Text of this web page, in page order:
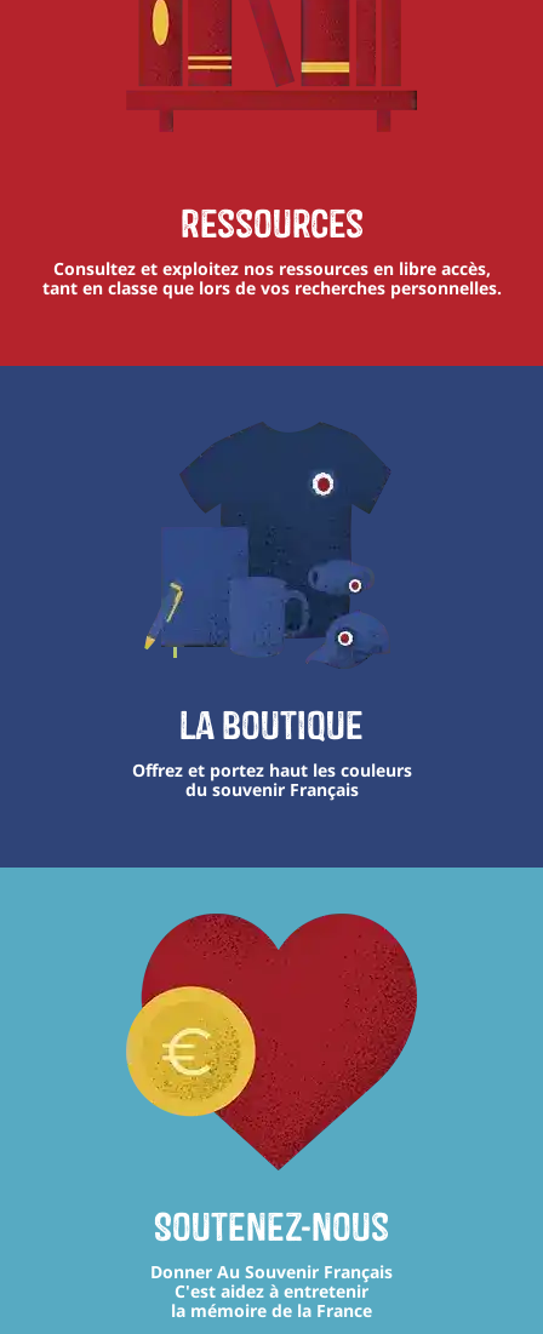
Ressources
Consultez et exploitez nos ressources en libre accès,
tant en classe que lors de vos recherches personnelles.
La boutique
Offrez et portez haut les couleurs
du souvenir Français
Soutenez-nous
Donner Au Souvenir Français
C'est aidez à entretenir
la mémoire de la France